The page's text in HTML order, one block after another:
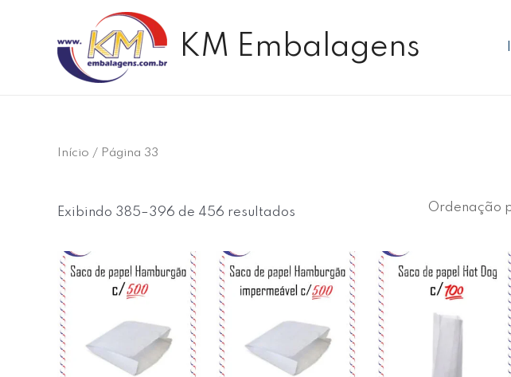
KM Embalagens
Início / Página 33
Exibindo 385–396 de 456 resultados